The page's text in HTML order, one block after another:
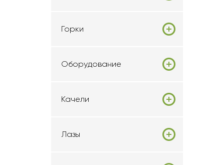
Горки
Оборудование
Качели
Лазы